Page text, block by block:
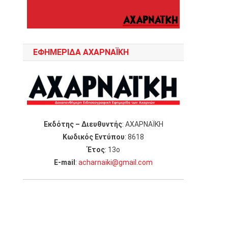
ΕΦΗΜΕΡΙΔΑ ΑΧΑΡΝΑΪΚΗ
Εκδότης – Διευθυντής: ΑΧΑΡΝΑΪΚΗ
Κωδικός Εντύπου: 8618
Έτος: 13ο
Ε-mail :acharnaiki@gmail.com